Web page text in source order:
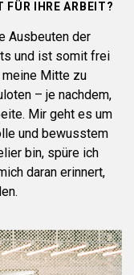
FÜR IHRE ARBEIT?
Ausbeuten der
und ist somit frei
meine Mitte zu
– je nachdem,
Mir geht es um
und bewusstem
bin, spüre ich
daran erinnert,